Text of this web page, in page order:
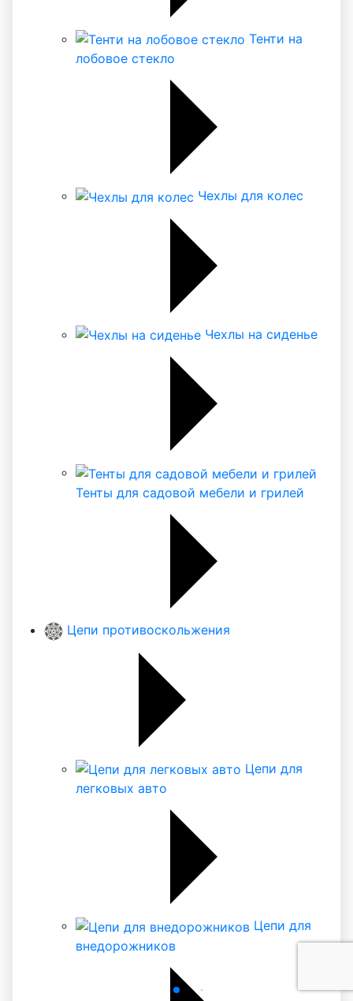
Тенти на
лобовое стекло
Чехлы для колес
Чехлы на сиденье
Тенты для садовой мебели и грилей
Цепи противоскольжения
Цепи для
легковых авто
Цепи для
внедорожников